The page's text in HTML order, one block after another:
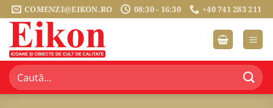
Sari
la
conținut
COMENZI@EIKON.RO 08:30 - 16:30 +40 741 283 211
Caută
după: